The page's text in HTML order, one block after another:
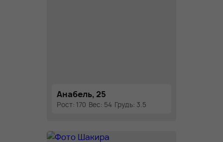
Анабель, 25
Рост: 170 Вес: 54 Грудь: 3.5